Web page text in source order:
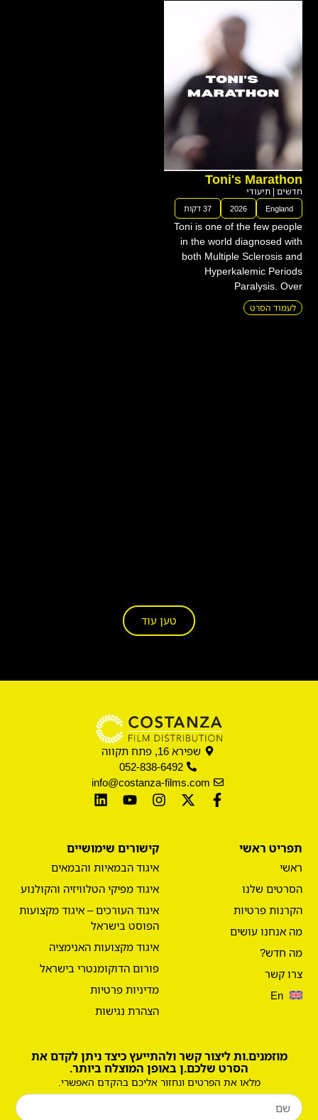
Toni's Marathon
חדשים|תיעודי
England
2026 37 דקות
Toni is one of the few people
in the world diagnosed with
both Multiple Sclerosis and
Hyperkalemic Periods
Paralysis. Over
לעמוד הסרט
שפירא 16, פתח תקווה
052-838-6492
info@costanza-films.com
ראשי
הסרטים שלנו
הקרנות פרטיות
מה אנחנו עושים
מה חדש?
צרו קשר
En
איגוד הבמאיות והבמאים
איגוד מפיקי הטלוויזיה והקולנוע
איגוד העורכים – איגוד מקצועות
איגוד מקצועות האנימציה
פורום הדוקומנטרי בישראל
מדיניות פרטיות
הצהרת נגישות
מלאו את הפרטים ונחזור אליכם בהקדם האפשרי.